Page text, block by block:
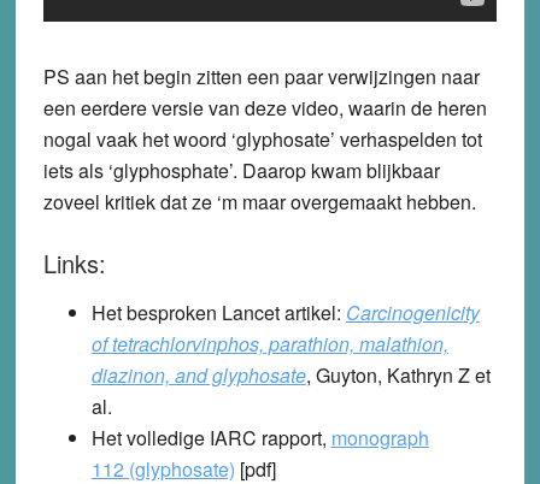
PS aan het begin zitten een paar verwijzingen naar
een eerdere versie van deze video, waarin de heren
nogal vaak het woord ‘glyphosate’ verhaspelden tot
iets als ‘glyphosphate’. Daarop kwam blijkbaar
zoveel kritiek dat ze ‘m maar overgemaakt hebben.
Links:
Het besproken Lancet artikel: Carcinogenicity
of tetrachlorvinphos, parathion, malathion,
diazinon, and glyphosate, Guyton, Kathryn Z et
al.
Het volledige IARC rapport, monograph
112 (glyphosate) [pdf]